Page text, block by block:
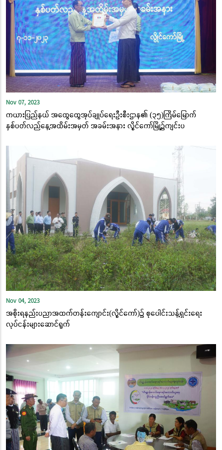
Nov 07, 2023
ကယားပြည်နယ် အထွေထွေအုပ်ချုပ်ရေးဦးစီးဌာန၏ (၃၅)ကြိမ်မြောက်
နှစ်ပတ်လည်နေ့အထိမ်းအမှတ် အခမ်းအနား လွိုင်ကော်မြို့၌ကျင်းပ
Nov 04, 2023
အစိုးရနည်းပညာအထက်တန်းကျောင်း(လွိုင်ကော်)၌ စုပေါင်းသန့်ရှင်းရေး
လုပ်ငန်းများဆောင်ရွက်